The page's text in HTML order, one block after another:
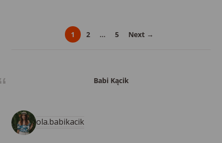
1 2 … 5 Next →
Babi Kącik
ola.babikacik